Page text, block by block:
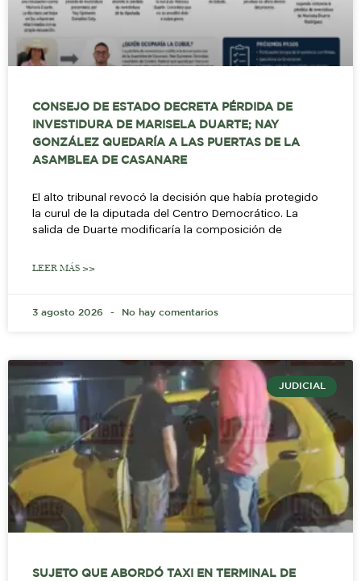
CONSEJO DE ESTADO DECRETA PÉRDIDA DE
INVESTIDURA DE MARISELA DUARTE; NAY
GONZÁLEZ QUEDARÍA A LAS PUERTAS DE LA
ASAMBLEA DE CASANARE
El alto tribunal revocó la decisión que había protegido
la curul de la diputada del Centro Democrático. La
salida de Duarte modificaría la composición de
LEER MÁS >>
3 agosto 2026 No hay comentarios
JUDICIAL
SUJETO QUE ABORDÓ TAXI EN TERMINAL DE